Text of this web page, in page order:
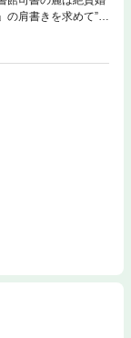
の肩書きを求めて”条
生の諏訪に公開告白
もちろん論外！だけ
円城寺マキが描く
！☆「甘くなるまで
見逃しなく♪☆「は
掲載された「オト